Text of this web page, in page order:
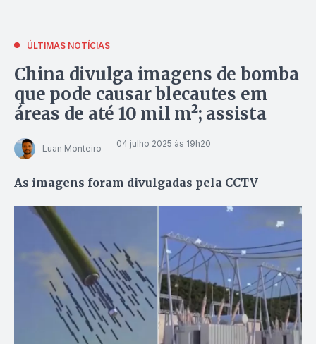
ÚLTIMAS NOTÍCIAS
China divulga imagens de bomba
que pode causar blecautes em
áreas de até 10 mil m²; assista
Luan Monteiro 04 julho 2025 às 19h20
As imagens foram divulgadas pela CCTV